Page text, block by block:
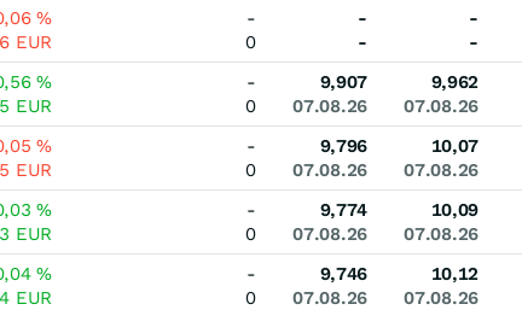
%
EUR
-
0
-
-
-
-
%
EUR
-
0
9,907
07.08.26
9,962
07.08.26
%
EUR
-
0
9,796
07.08.26
10,07
07.08.26
%
EUR
-
0
9,774
07.08.26
10,09
07.08.26
%
EUR
-
0
9,746
07.08.26
10,12
07.08.26